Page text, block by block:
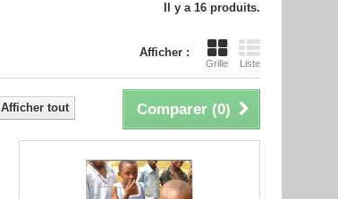
Il y a 16 produits.
Afficher :
Grille Liste
Comparer (0)
Afficher tout